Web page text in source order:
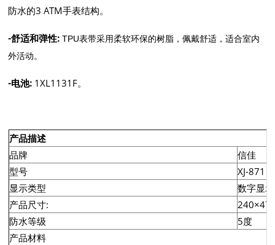
防水的3 ATM手表结构。
-舒适和弹性: TPU表带采用柔软环保的树脂，佩戴舒适，适合室内
外活动。
-电池: 1XL1131F。
产品描述
品牌
信佳
型号
XJ-871
显示类型
数字显示
产品尺寸:
防水等级
5度
产品材料